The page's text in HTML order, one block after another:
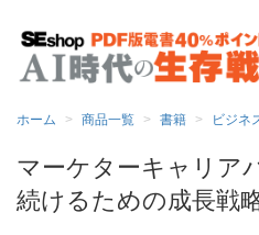
ホーム 商品一覧 書籍 ビジネ
マーケターキャリア
続けるための成長戦